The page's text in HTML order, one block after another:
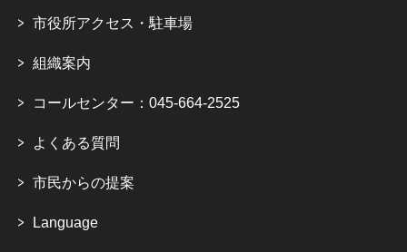
市役所アクセス・駐車場
組織案内
コールセンター：045-664-2525
よくある質問
市民からの提案
Language